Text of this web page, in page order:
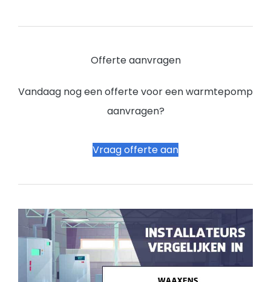
Offerte aanvragen
Vandaag nog een offerte voor een warmtepomp
aanvragen?
Vraag offerte aan